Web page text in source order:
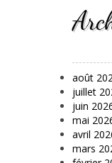
août
juillet
juin
mai
avril
mars